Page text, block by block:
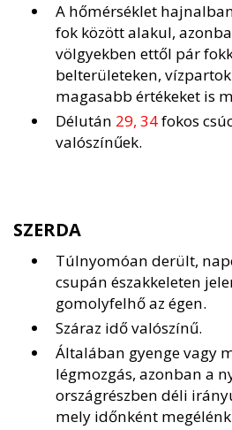
A hőmérséklet
fok között alakul,
völgyekben ettől pár
belterületeken,
magasabb értékeket is
Délután 29, 34fokos
valószínűek.
SZERDA
Túlnyomóan derült,
csupán északkeleten
gomolyfelhő az égen.
Száraz idő valószínű.
Általában gyenge vagy
légmozgás, azonban a
országrészben déli
mely időnként